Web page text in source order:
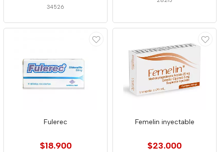
34526
Fulerec
$18.900
Femelin inyectable
$23.000